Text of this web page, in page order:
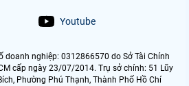
Youtube
doanh nghiệp: 0312866570 do Sở Tài Chính
cấp ngày 23/07/2014. Trụ sở chính: 51 Lũy
Phường Phú Thạnh, Thành Phố Hồ Chí